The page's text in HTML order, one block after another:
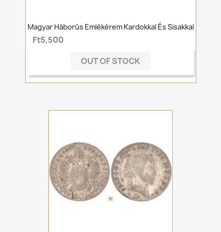
Magyar Háborús Emlékérem Kardokkal És Sisakkal
Ft5,500
OUT OF STOCK